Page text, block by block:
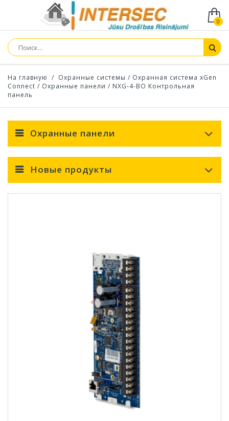
0
На главную / Охранные системы / Охранная система xGen
Connect / Охранные панели / NXG-4-BO Контрольная
панель
Охранные панели
Новые продукты